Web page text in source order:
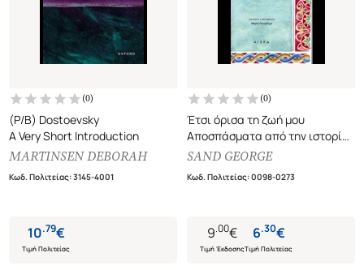
(0)
(P/B) Dostoevsky
A Very Short Introduction
MARTINSEN DEBORAH
Κωδ. Πολιτείας:3145-4001
10.79€
Τιμή Πολιτείας
(0)
Έτσι όρισα τη ζωή μου
Αποσπάσματα από την ιστορία
της ζωής μου
SAND GEORGE
Κωδ. Πολιτείας:0098-0273
9.00€
Τιμή Έκδοσης
6.30€
Τιμή Πολιτείας